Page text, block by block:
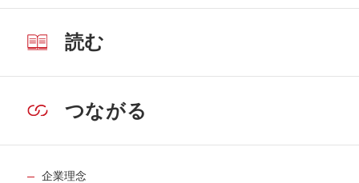
読む
つながる
企業理念